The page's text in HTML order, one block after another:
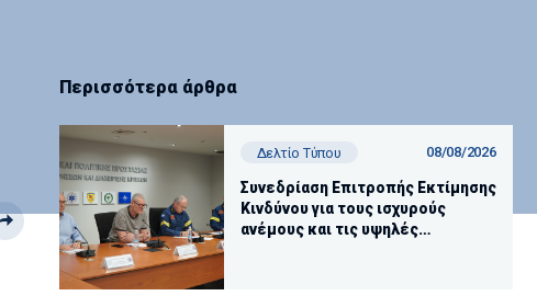
Περισσότερα άρθρα
Δελτίο Τύπου 08/08/2026
Συνεδρίαση Επιτροπής Εκτίμησης
Κινδύνου για τους ισχυρούς
ανέμους και τις υψηλές